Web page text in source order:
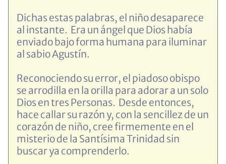
Dichas estas palabras, el niño desaparece
al instante. Era un ángel que Dios había
enviado bajo forma humana para iluminar
al sabio Agustín.
Reconociendo su error, el piadoso obispo
se arrodilla en la orilla para adorar a un solo
Dios en tres Personas. Desde entonces,
hace callar su razón y, con la sencillez de un
corazón de niño, cree firmemente en el
misterio de la Santísima Trinidad sin
buscar ya comprenderlo.